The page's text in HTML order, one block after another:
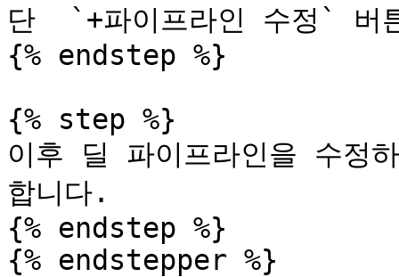
단  `+파이프라인 수정` 버
{% endstep %}
{% step %}
이후 딜 파이프라인을 수정
합니다.
{% endstep %}
{% endstepper %}